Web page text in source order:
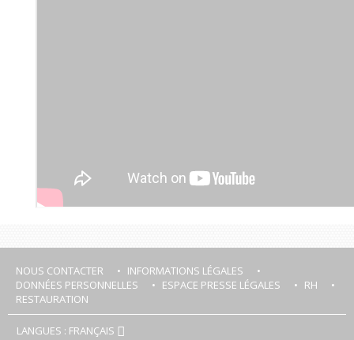
NOUS CONTACTER
INFORMATIONS LÉGALES
DONNÉES PERSONNELLES
ESPACE PRESSE LÉGALES
RH
RESTAURATION
LANGUES : FRANÇAIS